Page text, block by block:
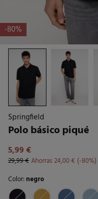
-80%
Springfield
Polo básico piqué
5,99 €
29,99 €Ahorras24,00 €
80
Color:negro